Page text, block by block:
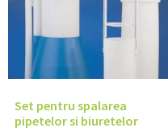
Set pentru spalarea
pipetelor si biuretelor